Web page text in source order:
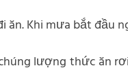
ăn. Khi mưa bắt đầu
lượng thức ăn